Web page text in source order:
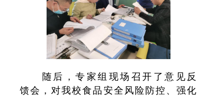
随后，专家组现场召开了意见反
馈会，对我校食品安全风险防控、强化